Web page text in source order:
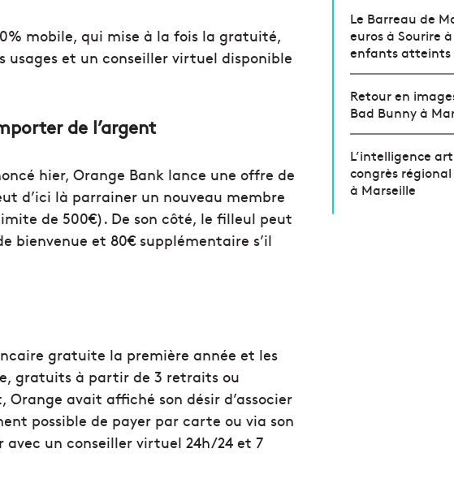
mobile, qui mise à la fois la gratuité,
usages et un conseiller virtuel disponible
de l’argent
hier, Orange Bank lance une offre de
d’ici là parrainer un nouveau membre
de 500€). De son côté, le filleul peut
bienvenue et 80€ supplémentaire s’il
gratuite la première année et les
gratuits à partir de 3 retraits ou
avait affiché son désir d’associer
possible de payer par carte ou via son
avec un conseiller virtuel 24h/24 et 7
Le Barreau de
euros à Sourire
enfants atteints
Retour en
Bad Bunny à
L’intelligence
congrès
à Marseille